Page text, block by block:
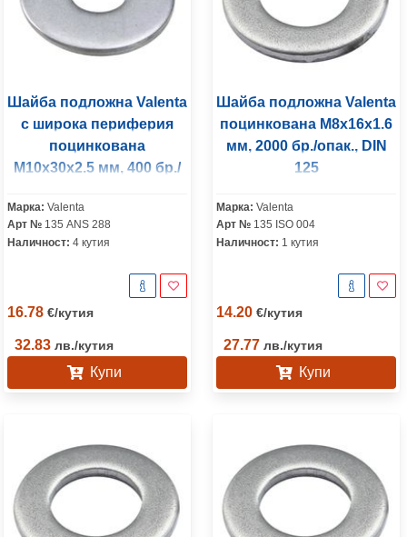
Шайба подложна Valenta
с широка периферия
поцинкована
M10x30x2.5 мм, 400 бр./
Марка: Valenta
Арт № 135 ANS 288
Наличност: 4 кутия
16.78 €/кутия
32.83 лв./кутия
Купи
Шайба подложна Valenta
поцинкована M8x16x1.6
мм, 2000 бр./опак., DIN
125
Марка: Valenta
Арт № 135 ISO 004
Наличност: 1 кутия
14.20 €/кутия
27.77 лв./кутия
Купи